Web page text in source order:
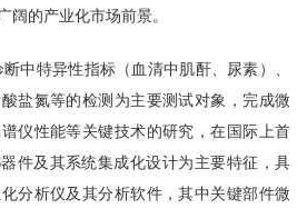
的产业化市场前景。
中特异性指标（血清中肌酐、尿素）、
盐氮等的检测为主要测试对象，完成微
仪性能等关键技术的研究，在国际上首
器件及其系统集成化设计为主要特征，具
分析仪及其分析软件，其中关键部件微